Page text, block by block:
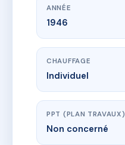
ANNÉE
1946
CHAUFFAGE
Individuel
PPT (PLAN TRAVAUX)
Non concerné